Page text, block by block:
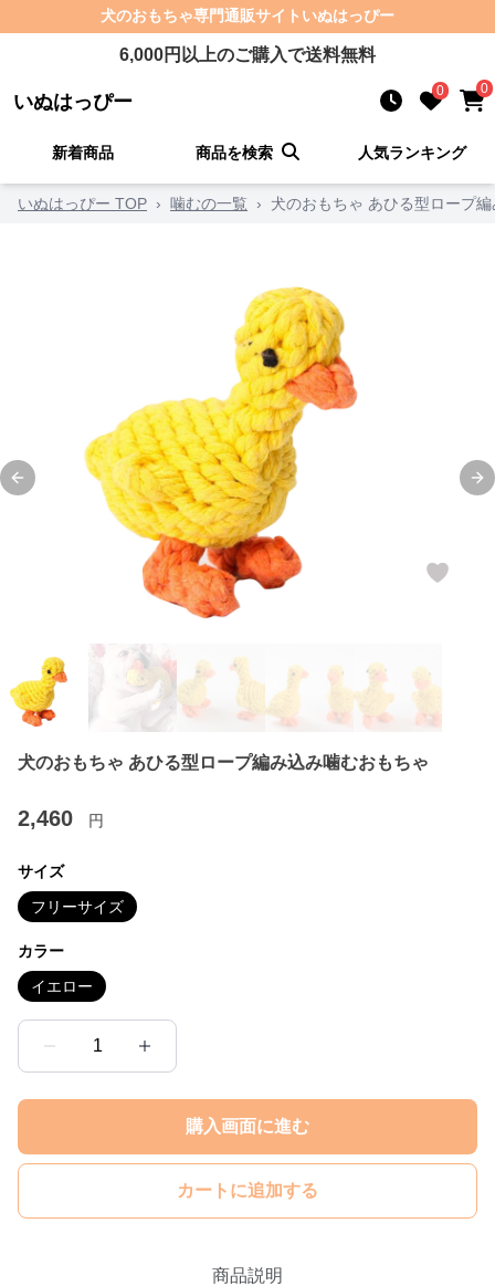
犬のおもちゃ専門通販サイト いぬはっぴー
6,000円以上のご購入で送料無料
いぬはっぴー 0 0
新着商品 商品を検索 人気ランキング
いぬはっぴー TOP › 噛むの一覧 › 犬のおもちゃ あひる型ロープ
Previous slide
犬のおもちゃ あひる型ロープ編み込み噛むおもちゃ
2,460 円
サイズ
フリーサイズ
カラー
イエロー
1
購入画面に進む
カートに追加する
商品説明